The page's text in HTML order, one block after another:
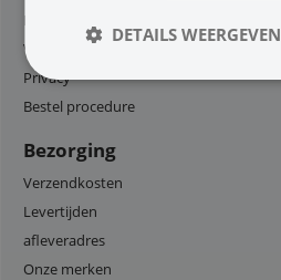
Retouren en Defecten
Voorwaarden
Privacy
Bestel procedure
Bezorging
Verzendkosten
Levertijden
afleveradres
Onze merken
DETAILS WEERGEVEN